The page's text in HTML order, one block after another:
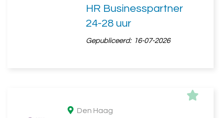
HR Businesspartner
24-28 uur
Gepubliceerd: 16-07-2026
Den Haag